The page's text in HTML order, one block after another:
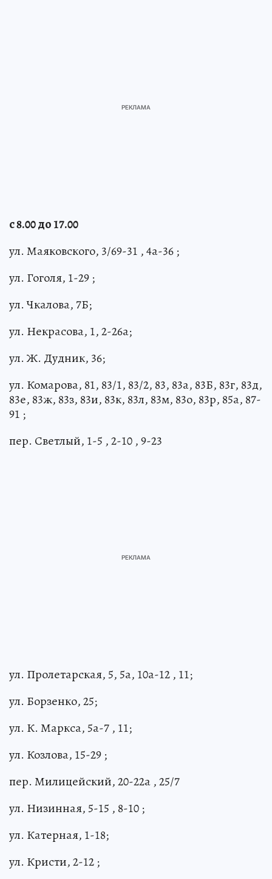
с 8.00 до 17.00
ул. Маяковского, 3/69-31 , 4а-36 ;
ул. Гоголя, 1-29 ;
ул. Чкалова, 7Б;
ул. Некрасова, 1, 2-26а;
ул. Ж. Дудник, 36;
ул. Комарова, 81, 83/1, 83/2, 83, 83а, 83Б, 83г, 83д,
83е, 83ж, 83з, 83и, 83к, 83л, 83м, 83о, 83р, 85а, 87-
91 ;
пер. Светлый, 1-5 , 2-10 , 9-23
ул. Пролетарская, 5, 5а, 10а-12 , 11;
ул. Борзенко, 25;
ул. К. Маркса, 5а-7 , 11;
ул. Козлова, 15-29 ;
пер. Милицейский, 20-22а , 25/7
ул. Низинная, 5-15 , 8-10 ;
ул. Катерная, 1-18;
ул. Кристи, 2-12 ;